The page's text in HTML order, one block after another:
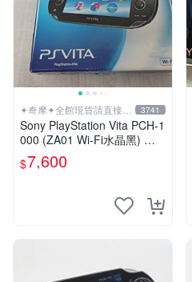
✦奇摩✦全館現貨請直接下
標
3741
Sony PlayStation Vita PCH-1
000 (ZA01 Wi-Fi水晶黑) 掌
上遊戲機 5英吋多點觸控螢幕
$7,600